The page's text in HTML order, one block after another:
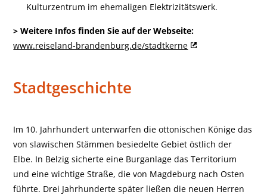
Kulturzentrum im ehemaligen Elektrizitätswerk.
> Weitere Infos finden Sie auf der Webseite:
www.reiseland-brandenburg.de/stadtkerne
Stadtgeschichte
Im 10. Jahrhundert unterwarfen die ottonischen Könige das
von slawischen Stämmen besiedelte Gebiet östlich der
Elbe. In Belzig sicherte eine Burganlage das Territorium
und eine wichtige Straße, die von Magdeburg nach Osten
führte. Drei Jahrhunderte später ließen die neuen Herren